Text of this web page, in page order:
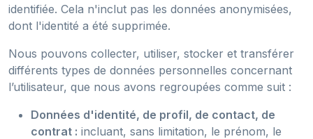
identifiée. Cela n'inclut pas les données anonymisées,
dont l'identité a été supprimée.
Nous pouvons collecter, utiliser, stocker et transférer
différents types de données personnelles concernant
l’utilisateur, que nous avons regroupées comme suit :
Données d'identité, de profil, de contact, de
contrat : incluant, sans limitation, le prénom, le